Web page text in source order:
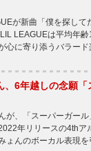
が新曲「僕を探して
LEAGUEは平均年齢
心に寄り添うバラー
、6年越しの念願
が、「スーパーガー
年リリースの4thア
ょんのボーカル表現